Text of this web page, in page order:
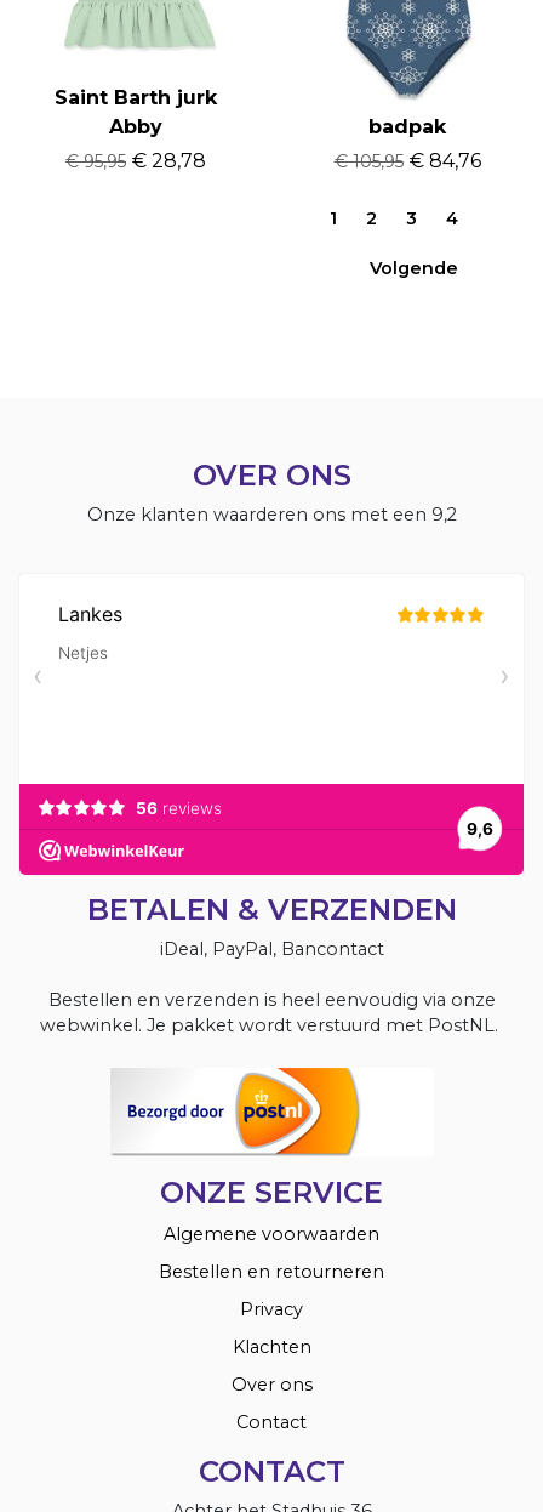
Saint Barth jurk
Abby
€ 95,95 € 28,78
Saint Barth CECILLE
badpak
€ 105,95 € 84,76
1 2 3 4
Volgende
OVER ONS
Onze klanten waarderen ons met een 9,2
BETALEN & VERZENDEN
iDeal, PayPal, Bancontact
Bestellen en verzenden is heel eenvoudig via onze
webwinkel. Je pakket wordt verstuurd met PostNL.
ONZE SERVICE
Algemene voorwaarden
Bestellen en retourneren
Privacy
Klachten
Over ons
Contact
CONTACT